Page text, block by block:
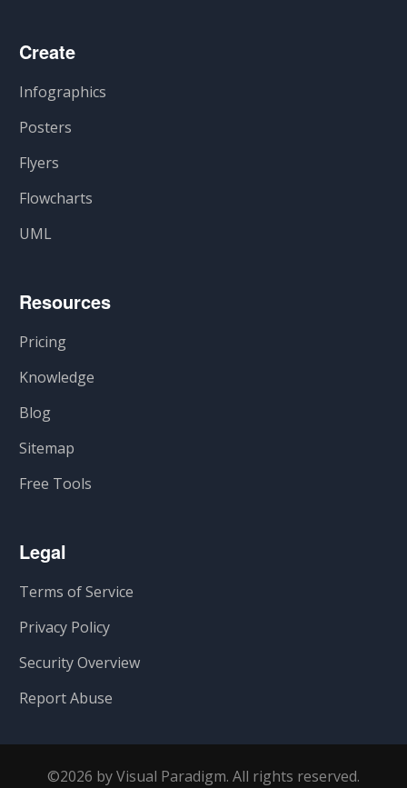
Create
Infographics
Posters
Flyers
Flowcharts
UML
Resources
Pricing
Knowledge
Blog
Sitemap
Free Tools
Legal
Terms of Service
Privacy Policy
Security Overview
Report Abuse
©2026 by Visual Paradigm. All rights reserved.